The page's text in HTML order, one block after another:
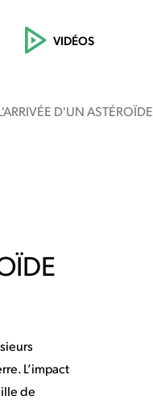
VIDÉOS
D'UN ASTÉROÏDE
L’impact
de